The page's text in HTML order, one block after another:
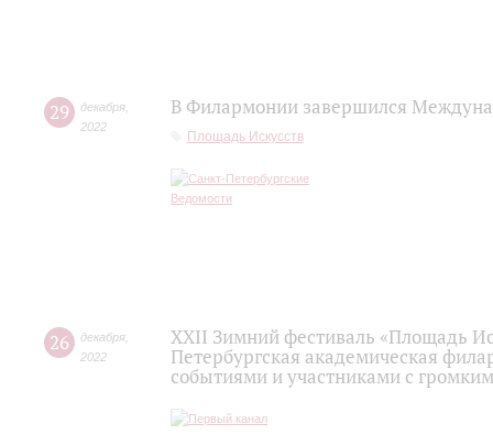
29 декабря
2022
В Филармонии завершился
Площадь Искусств
26 декабря
2022
XXII Зимний фестиваль «Площадь
Петербургская академическая
событиями и участниками с